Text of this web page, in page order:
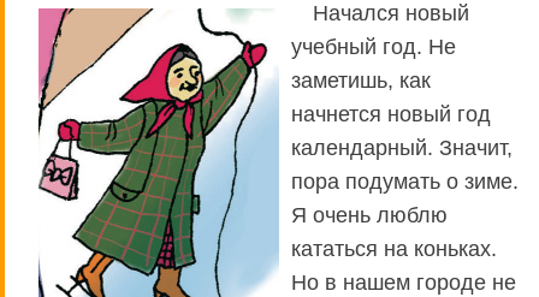
Начался новый
учебный год. Не
заметишь, как
начнется новый год
календарный. Значит,
пора подумать о зиме.
Я очень люблю
кататься на коньках.
Но в нашем городе не